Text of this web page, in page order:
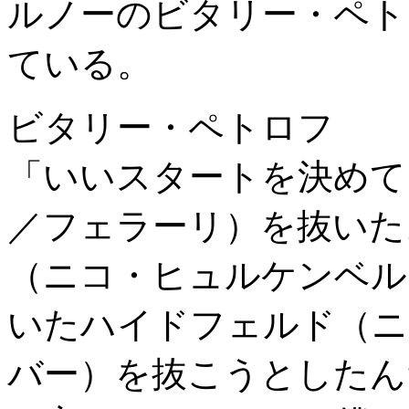
ルノーのビタリー・ペ
ている。
ビタリー・ペトロフ
「いいスタートを決め
／フェラーリ）を抜い
（ニコ・ヒュルケンベ
いたハイドフェルド（
バー）を抜こうとした